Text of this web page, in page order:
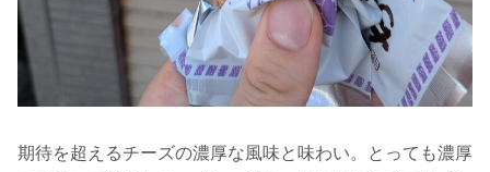
期待を超えるチーズの濃厚な風味と味わい。とっても濃厚